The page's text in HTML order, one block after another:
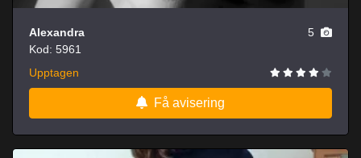
Alexandra
5
Kod: 5961
Upptagen
Få avisering